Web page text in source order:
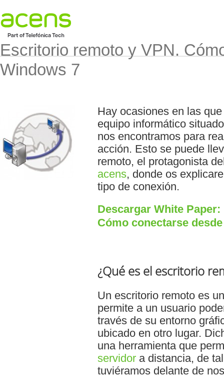
Escritorio remoto y VPN.
Windows 7
Hay ocasiones en las
equipo informático
nos encontramos para
acción. Esto se puede
remoto, el protagonista
acens, donde os
tipo de conexión.
Descargar White
Cómo conectarse
¿Qué es el escritorio
Un escritorio remoto es
permite a un usuario
través de su entorno
ubicado en otro lugar.
una herramienta que
servidor a distancia, de
tuviéramos delante de